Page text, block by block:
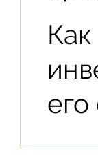
его